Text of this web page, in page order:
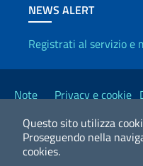
Questo sito utilizza
Proseguendo nella
cookies.
NEWS ALERT
Registrati al servizio e
Link Utili
Note
Privacy e cookie